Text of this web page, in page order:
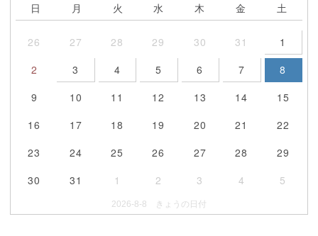
日 月 火 水 木 金 土
26 27 28 29 30 31
1
2
3 4 5 6 7
8
9
10 11 12 13 14
15
16
17 18 19 20 21
22
23
24 25 26 27 28
29
30
31 1 2 3 4 5
2026-8-8 きょうの日付